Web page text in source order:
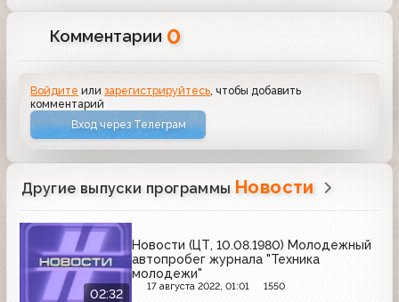
Комментарии 0
Войдите илизарегистрируйтесь , чтобы добавить
комментарий
Вход через Телеграм
Другие выпуски программы Новости
02:32
Новости (ЦТ, 10.08.1980) Молодежный
автопробег журнала "Техника
молодежи"
17 августа 2022, 01:01 1550